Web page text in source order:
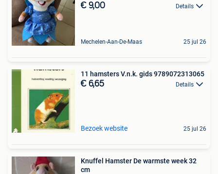
€ 9,00 Details
Mechelen-Aan-De-Maas 25 jul 26
11 hamsters V.n.k. gids 9789072313065
€ 6,65 Details
Bezoek website 25 jul 26
Knuffel Hamster De warmste week 32
cm